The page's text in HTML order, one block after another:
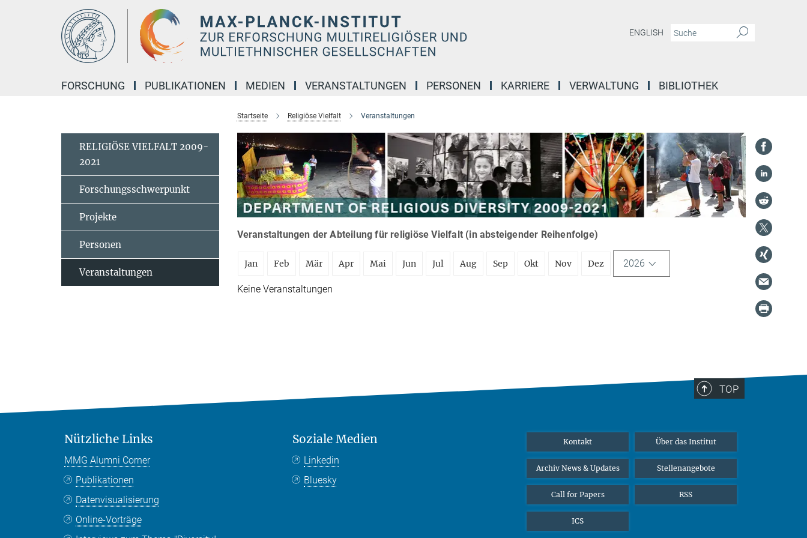
ENGLISH
FORSCHUNG PUBLIKATIONEN MEDIEN VERANSTALTUNGEN PERSONEN KARRIERE VERWALTUNG BIBLIOTHEK
Startseite Religiöse Vielfalt Veranstaltungen
Veranstaltungen der Abteilung für religiöse Vielfalt (in absteigender Reihenfolge)
Jan Feb Mär Apr Mai Jun Jul Aug Sep Okt Nov Dez 2026
Keine Veranstaltungen
RELIGIÖSE VIELFALT 2009-
2021
Forschungsschwerpunkt
Projekte
Personen
Veranstaltungen
TOP
Nützliche Links
MMG Alumni Corner
Publikationen
Datenvisualisierung
Online-Vorträge
Soziale Medien
Linkedin
Bluesky
Kontakt Über das Institut
Archiv News & Updates Stellenangebote
Call for Papers RSS
ICS